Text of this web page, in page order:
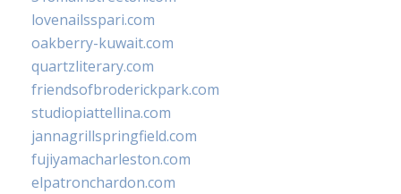
lovenailsspari.com
oakberry-kuwait.com
quartzliterary.com
friendsofbroderickpark.com
studiopiattellina.com
jannagrillspringfield.com
fujiyamacharleston.com
elpatronchardon.com